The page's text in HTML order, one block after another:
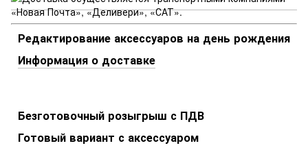
Редактирование аксессуаров на день рождения
Информация о доставке
Безготовочный розыгрыш с ПДВ
Готовый вариант с аксессуаром